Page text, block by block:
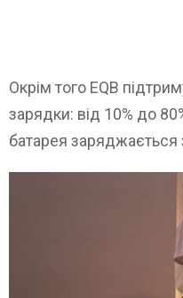
Окрім того EQB
зарядки: від 10% до
батарея заряджається